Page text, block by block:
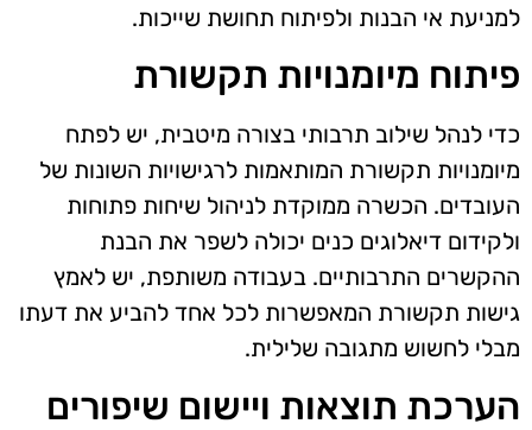
למניעת אי הבנות ולפיתוח תחושת שייכות.
פיתוח מיומנויות תקשורת
כדי לנהל שילוב תרבותי בצורה מיטבית, יש לפתח
מיומנויות תקשורת המותאמות לרגישויות השונות של
העובדים. הכשרה ממוקדת לניהול שיחות פתוחות
ולקידום דיאלוגים כנים יכולה לשפר את הבנת
ההקשרים התרבותיים. בעבודה משותפת, יש לאמץ
גישות תקשורת המאפשרות לכל אחד להביע את דעתו
מבלי לחשוש מתגובה שלילית.
הערכת תוצאות ויישום שיפורים